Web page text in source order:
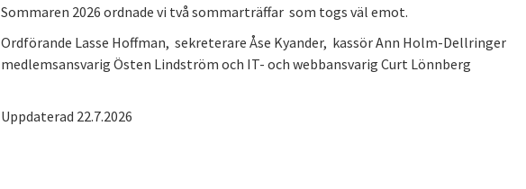
Sommaren 2026 ordnade vi två sommarträffar som togs väl emot.
Ordförande Lasse Hoffman, sekreterare Åse Kyander, kassör Ann Holm-Dellringer
medlemsansvarig Östen Lindström och IT- och webbansvarig Curt Lönnberg
Uppdaterad 22.7.2026